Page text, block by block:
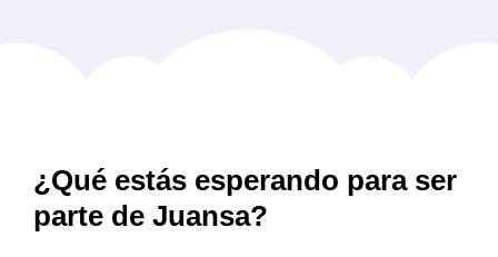
¿Qué estás esperando para ser
parte de Juansa?